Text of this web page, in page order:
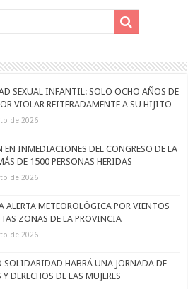
SEXUAL INFANTIL: SOLO OCHO AÑOS DE
VIOLAR REITERADAMENTE A SU HIJITO
de 2026
EN INMEDIACIONES DEL CONGRESO DE LA
DE 1500 PERSONAS HERIDAS
de 2026
ALERTA METEOROLÓGICA POR VIENTOS
ZONAS DE LA PROVINCIA
de 2026
SOLIDARIDAD HABRÁ UNA JORNADA DE
DERECHOS DE LAS MUJERES